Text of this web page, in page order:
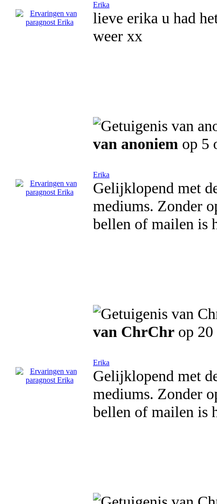
Erika
lieve erika u had
weer xx
van anoniem op 5
Erika
Gelijklopend met
mediums. Zonder
bellen of mailen is
van ChrChr op
Erika
Gelijklopend met
mediums. Zonder
bellen of mailen is